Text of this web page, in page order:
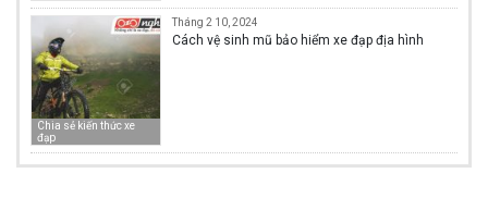
Chia sẻ kiến thức xe
đạp
Tháng 2 10, 2024
Cách vệ sinh mũ bảo hiểm xe đạp địa hình